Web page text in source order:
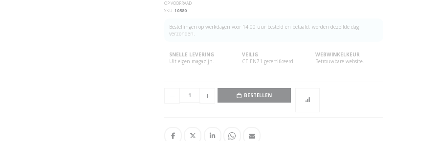
OP VOORRAAD
SKU 10580
Bestellingen op werkdagen voor 14:00 uur besteld en betaald, worden dezelfde dag
verzonden.
SNELLE LEVERING
Uit eigen magazijn.
VEILIG
CE EN71-gecertificeerd.
WEBWINKELKEUR
Betrouwbare website.
BESTELLEN